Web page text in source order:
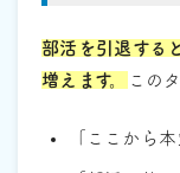
部活を引退する
増えます。
この
「ここから